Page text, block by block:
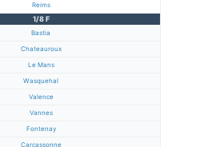
Reims
1/8 F
Bastia
Chateauroux
Le Mans
Wasquehal
Valence
Vannes
Fontenay
Carcassonne